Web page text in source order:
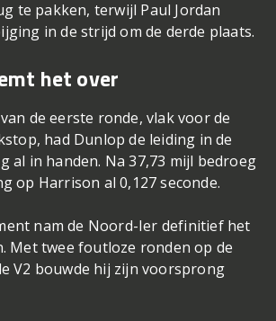
te pakken, terwijl Paul Jordan
in de strijd om de derde plaats.
het over
de eerste ronde, vlak voor de
had Dunlop de leiding in de
al in handen. Na 37,73 mijl bedroeg
op Harrison al 0,127 seconde.
nam de Noord-Ier definitief het
Met twee foutloze ronden op de
V2 bouwde hij zijn voorsprong